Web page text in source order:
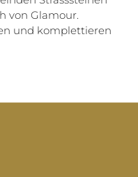
von Glamour.
und komplettieren